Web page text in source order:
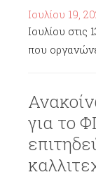
Ιουλίου 19,
Ιουλίου στις
που
για το